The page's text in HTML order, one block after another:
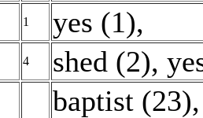
1 yes (1),
4 shed (2),
baptist (23)